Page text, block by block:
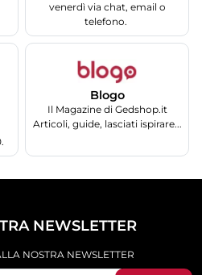
venerdì via chat, email o
telefono.
Blogo
Il Magazine di Gedshop.it
Articoli, guide, lasciati ispirare...
NEWSLETTER
NOSTRA NEWSLETTER